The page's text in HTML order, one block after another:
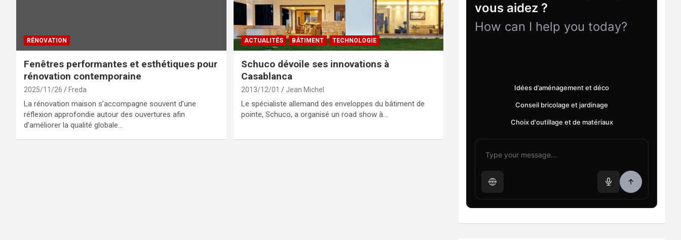
RÉNOVATION
Fenêtres performantes et esthétiques pour
rénovation contemporaine
2025/11/26 Freda
La rénovation maison s’accompagne souvent d’une
réflexion approfondie autour des ouvertures afin
d’améliorer la qualité globale…
ACTUALITÉS BÂTIMENT TECHNOLOGIE
Schuco dévoile ses innovations à
Casablanca
2013/12/01 Jean Michel
Le spécialiste allemand des enveloppes du bâtiment de
pointe, Schuco, a organisé un road show à…
vous aidez ?
How can I help you today?
Idées d’aménagement et déco
Conseil bricolage et jardinage
Choix d'outillage et de matériaux